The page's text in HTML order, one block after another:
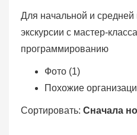
Для начальной и
экскурсии с мастер-
программированию
Фото (1)
Похожие
Сортировать: Сначала